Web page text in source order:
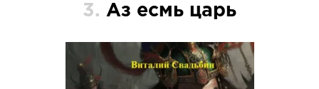
3. Аз есмь царь